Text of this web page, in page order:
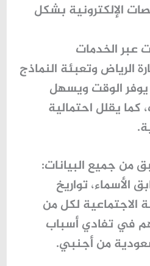
الإلكترونية بشكل
عبرالخدمات
الرياض وتعبئة النماذج
الوقت ويسهل
كما يقلل احتمالية
من جميع البيانات:
الأسماء، تواريخ
الاجتماعية لكل من
في تفاديأسباب
من أجنبي.